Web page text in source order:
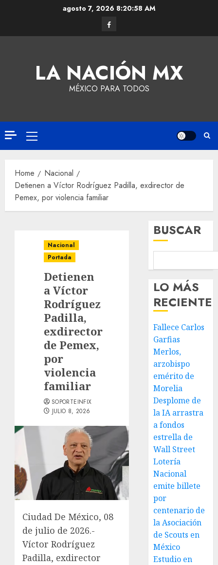
agosto 7, 2026 8:20:59 AM
LA NACIÓN MX
MÉXICO PARA TODOS
Home
Nacional
Detienen a Víctor Rodríguez Padilla, exdirector de
Pemex, por violencia familiar
Nacional
Portada
Detienen
a Víctor
Rodríguez
Padilla,
exdirector
de Pemex,
por
violencia
familiar
SOPORTEINFIX
JULIO 8, 2026
Ciudad De México, 08
de julio de 2026.-
Víctor Rodríguez
Padilla, exdirector
BUSCAR
LO MÁS
RECIENTE
Fallece Carlos
Garfias
Merlos,
arzobispo
emérito de
Morelia
Desplome de
la IA arrastra
a fondos
estrella de
Wall Street
Lotería
Nacional
emite billete
por
centenario de
la Asociación
de Scouts en
México
Estudio en